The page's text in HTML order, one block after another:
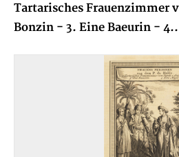
Tartarisches Frauenzimmer
Bonzin - 3. Eine Baeurin -